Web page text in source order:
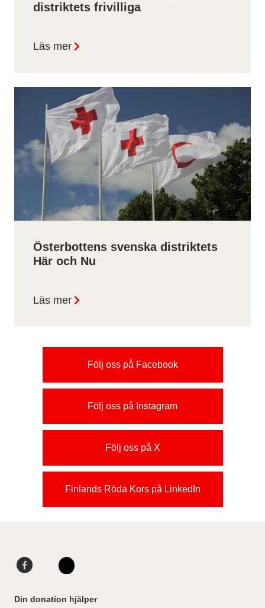
distriktets frivilliga
Läs mer
Österbottens svenska distriktets
Här och Nu
Läs mer
Följ oss på Facebook
Följ oss på Instagram
Följ oss på X
Finlands Röda Kors på LinkedIn
cn
n
Din donation hjälper